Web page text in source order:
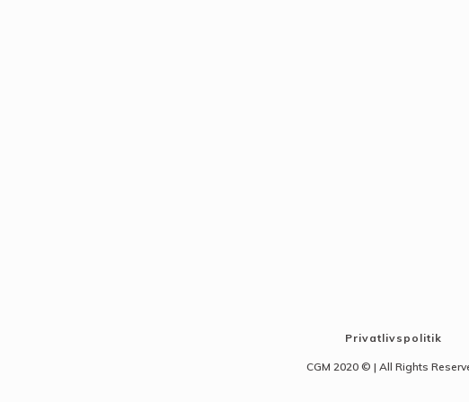
Privatlivspolitik
CGM 2020 ©​ | All Rights